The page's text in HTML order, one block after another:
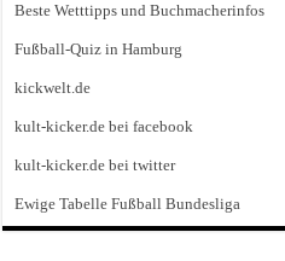
Beste Wetttipps und Buchmacherinfos
Fußball-Quiz in Hamburg
kickwelt.de
kult-kicker.de bei facebook
kult-kicker.de bei twitter
Ewige Tabelle Fußball Bundesliga